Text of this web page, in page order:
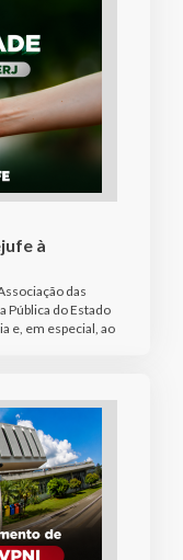
à
das
Pública do Estado
e, em especial, ao